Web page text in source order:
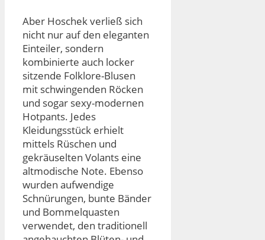
Aber Hoschek verließ sich
nicht nur auf den eleganten
Einteiler, sondern
kombinierte auch locker
sitzende Folklore-Blusen
mit schwingenden Röcken
und sogar sexy-modernen
Hotpants. Jedes
Kleidungsstück erhielt
mittels Rüschen und
gekräuselten Volants eine
altmodische Note. Ebenso
wurden aufwendige
Schnürungen, bunte Bänder
und Bommelquasten
verwendet, den traditionell